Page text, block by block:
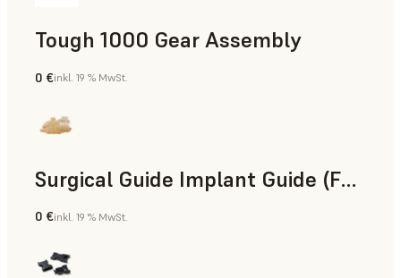
Tough 1000 Gear Assembly
Technik
0 €inkl. 19 % MwSt.
Surgical Guide Implant Guide (Form 4)
Zahnmedizin
0 €inkl. 19 % MwSt.